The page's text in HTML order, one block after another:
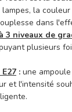
la
dans
3 niveaux de
plusieurs
: une
et l'intensité